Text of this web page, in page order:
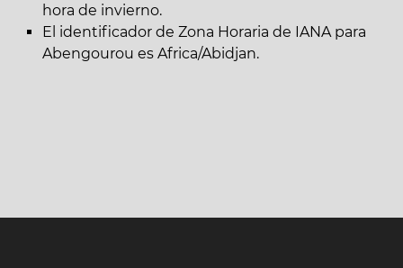
hora de invierno.
El identificador de Zona Horaria de IANA para
Abengourou es Africa/Abidjan.